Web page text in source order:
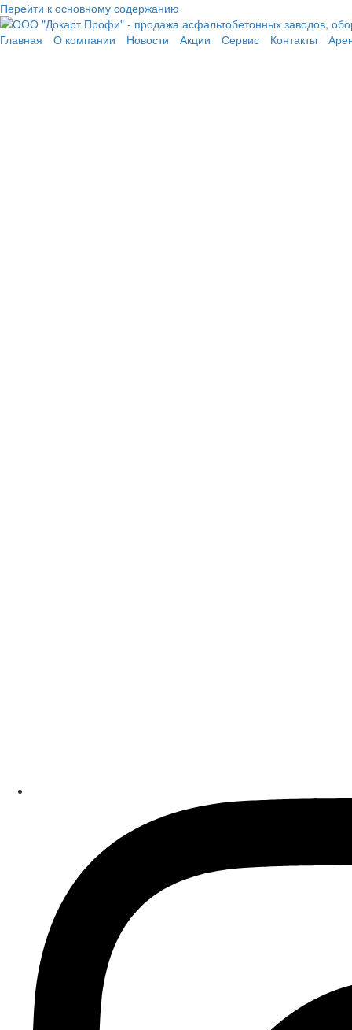
Перейти к основному содержанию
Главная
О компании Новости Акции Сервис Контакты